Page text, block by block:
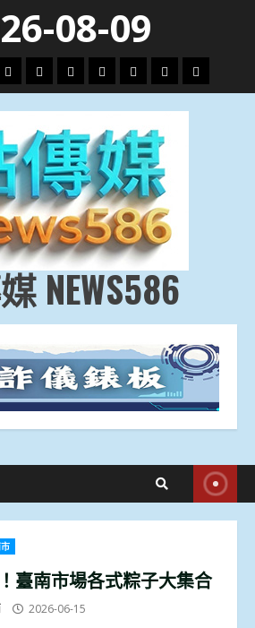
08-09
文
教.
技
專
題
娛
樂
劇
政
治
國
際
運
動
生
活
NEWS586
臺南市場各式粽子大集合
2026-06-15